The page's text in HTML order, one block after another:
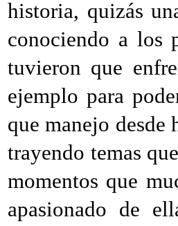
historia, quizás
conociendo a los
tuvieron que
ejemplo para
que manejo
trayendo temas
momentos que
apasionado de